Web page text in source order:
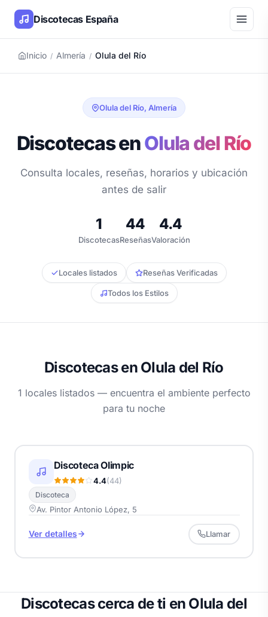
Discotecas España
Inicio / Almería / Olula del Río
Olula del Río, Almería
Discotecas enOlula del Río
Consulta locales, reseñas, horarios y ubicación
antes de salir
1
Discotecas
44
Reseñas
4.4
Valoración
Locales listados Reseñas Verificadas
Todos los Estilos
Discotecas en Olula del Río
1 locales listados — encuentra el ambiente perfecto
para tu noche
Discoteca Olimpic
4.4(44)
Discoteca
Av. Pintor Antonio López, 5
Ver detalles Llamar
Discotecas cerca de ti en Olula del